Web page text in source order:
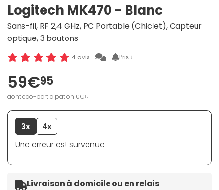
Logitech MK470 - Blanc
Sans-fil, RF 2,4 GHz, PC Portable (Chiclet), Capteur
optique, 3 boutons
4 avis Prix ↓
59€95
dont éco-participation 0€13
3x
4x
Une erreur est survenue
Livraison à domicile ou en relais